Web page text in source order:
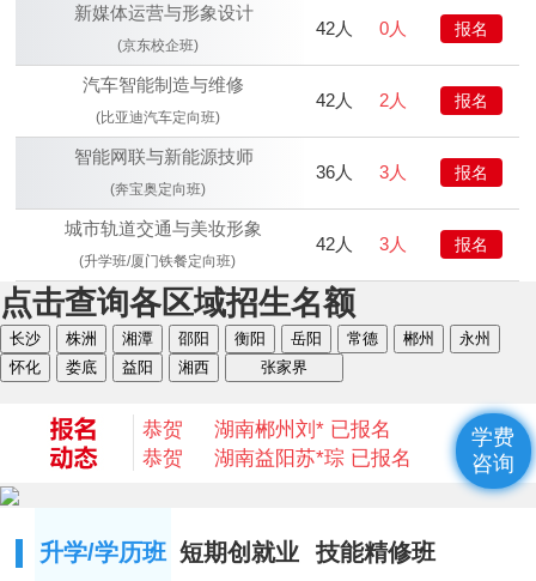
新媒体运营与形象设计
(京东校企班)
42人 0人 报名
汽车智能制造与维修
(比亚迪汽车定向班)
42人 2人 报名
智能网联与新能源技师
(奔宝奥定向班)
36人 3人 报名
城市轨道交通与美妆形象
(升学班/厦门铁餐定向班)
42人 3人 报名
点击查询各区域招生名额
长沙 株洲 湘潭 邵阳 衡阳 岳阳 常德 郴州
永州
怀化
娄底 益阳 湘西 张家界
恭贺 湖南衡阳
何* 已报名
恭贺
湖南益阳陈* 已报名
恭贺
湖南湘西何*凡 已报名
恭贺
湖南益阳卢*俊 已报名
恭贺
湖南长沙李*辉 已报名
恭贺
湖南郴州刘* 已报名
恭贺
湖南益阳苏*琮 已报名
恭贺
湖南衡阳何* 已报名
升学/学历班 短期创就业 技能精修班
学费
咨询